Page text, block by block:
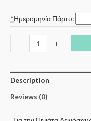
*Ημερομηνία Πάρτυ:
- +
Description
Reviews (0)